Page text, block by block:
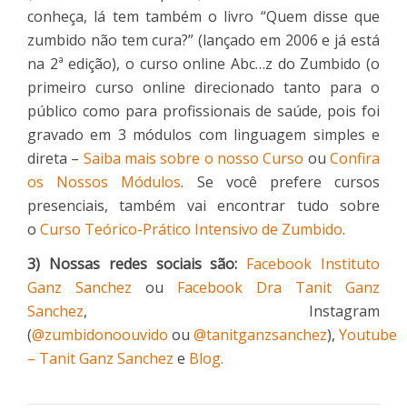
conheça, lá tem também o livro “Quem disse que
zumbido não tem cura?” (lançado em 2006 e já está
na 2ª edição), o curso online Abc…z do Zumbido (o
primeiro curso online direcionado tanto para o
público como para profissionais de saúde, pois foi
gravado em 3 módulos com linguagem simples e
direta – Saiba mais sobre o nosso Curso ouConfira
os Nossos Módulos. Se você prefere cursos
presenciais, também vai encontrar tudo sobre
o Curso Teórico-Prático Intensivo de Zumbido.
3) Nossas redes sociais são: Facebook Instituto
Ganz Sanchez ou Facebook Dra Tanit Ganz
Sanchez, Instagram
(@zumbidonoouvido ou @tanitganzsanchez), Youtube
– Tanit Ganz Sanchez e Blog.